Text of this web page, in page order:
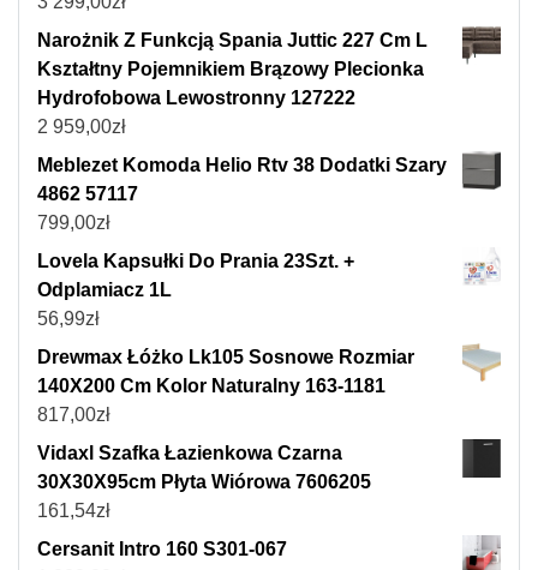
Narożnik Z Funkcją Spania Juttic 227 Cm L
Kształtny Pojemnikiem Brązowy Plecionka
Hydrofobowa Lewostronny 127222
2 959,00zł
Meblezet Komoda Helio Rtv 38 Dodatki Szary
4862 57117
799,00zł
Lovela Kapsułki Do Prania 23Szt. +
Odplamiacz 1L
56,99zł
Drewmax Łóżko Lk105 Sosnowe Rozmiar
140X200 Cm Kolor Naturalny 163-1181
817,00zł
Vidaxl Szafka Łazienkowa Czarna
30X30X95cm Płyta Wiórowa 7606205
161,54zł
Cersanit Intro 160 S301-067